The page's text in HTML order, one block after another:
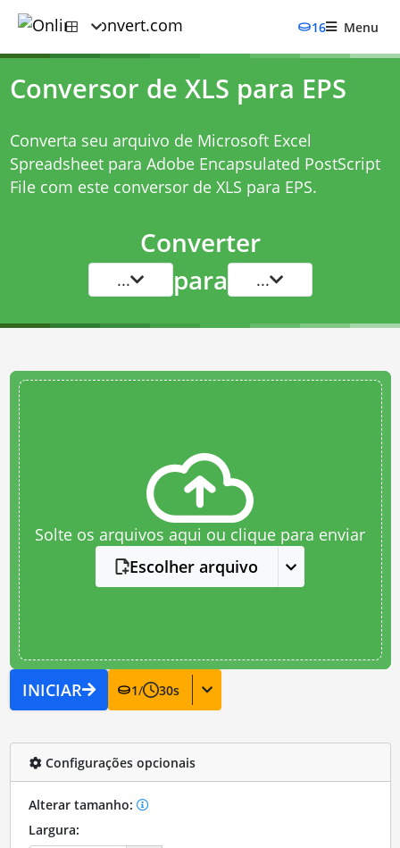
16 Menu
Conversor de XLS para EPS
Converta seu arquivo de Microsoft Excel
Spreadsheet para Adobe Encapsulated PostScript
File com este conversor de XLS para EPS.
Converter
... para ...
Solte os arquivos aqui ou clique para enviar
Escolher arquivo
INICIAR 1/ 30s
Configurações opcionais
Alterar tamanho:
Largura: